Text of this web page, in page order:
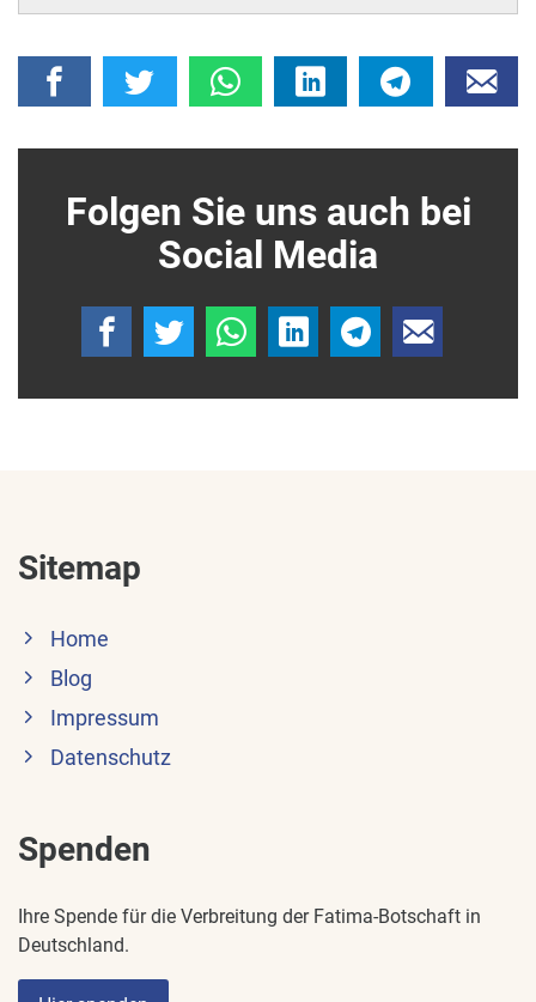
Folgen Sie uns auch bei
Social Media
Sitemap
Home
Blog
Impressum
Datenschutz
Spenden
Ihre Spende für die Verbreitung der Fatima-Botschaft in
Deutschland.